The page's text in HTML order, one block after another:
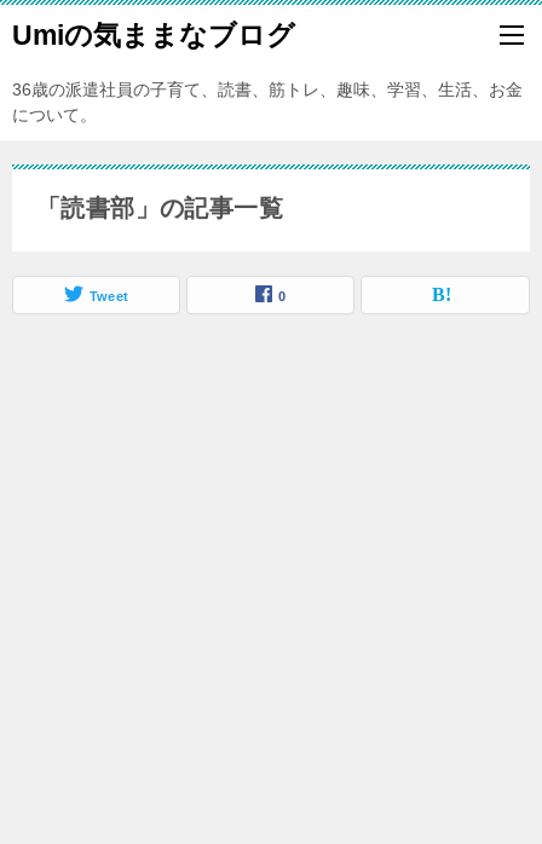
Umiの気ままなブログ
36歳の派遣社員の子育て、読書、筋トレ、趣味、学習、生活、お金
について。
「読書部」の記事一覧
Tweet 0